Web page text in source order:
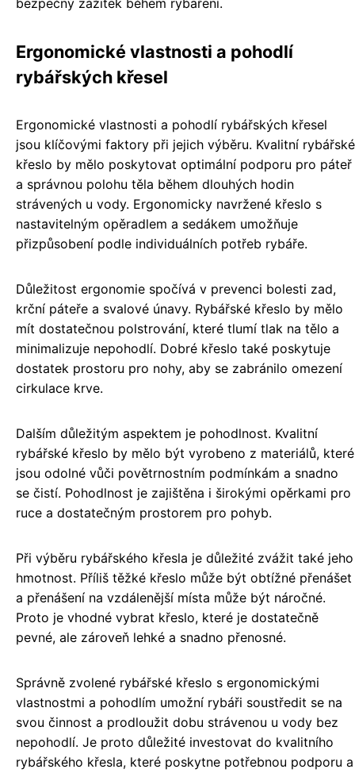
bezpečný zážitek během rybaření.
Ergonomické vlastnosti a pohodlí
rybářských křesel
Ergonomické vlastnosti a pohodlí rybářských křesel
jsou klíčovými faktory při jejich výběru. Kvalitní rybářské
křeslo by mělo poskytovat optimální podporu pro páteř
a správnou polohu těla během dlouhých hodin
strávených u vody. Ergonomicky navržené křeslo s
nastavitelným opěradlem a sedákem umožňuje
přizpůsobení podle individuálních potřeb rybáře.
Důležitost ergonomie spočívá v prevenci bolesti zad,
krční páteře a svalové únavy. Rybářské křeslo by mělo
mít dostatečnou polstrování, které tlumí tlak na tělo a
minimalizuje nepohodlí. Dobré křeslo také poskytuje
dostatek prostoru pro nohy, aby se zabránilo omezení
cirkulace krve.
Dalším důležitým aspektem je pohodlnost. Kvalitní
rybářské křeslo by mělo být vyrobeno z materiálů, které
jsou odolné vůči povětrnostním podmínkám a snadno
se čistí. Pohodlnost je zajištěna i širokými opěrkami pro
ruce a dostatečným prostorem pro pohyb.
Při výběru rybářského křesla je důležité zvážit také jeho
hmotnost. Příliš těžké křeslo může být obtížné přenášet
a přenášení na vzdálenější místa může být náročné.
Proto je vhodné vybrat křeslo, které je dostatečně
pevné, ale zároveň lehké a snadno přenosné.
Správně zvolené rybářské křeslo s ergonomickými
vlastnostmi a pohodlím umožní rybáři soustředit se na
svou činnost a prodloužit dobu strávenou u vody bez
nepohodlí. Je proto důležité investovat do kvalitního
rybářského křesla, které poskytne potřebnou podporu a